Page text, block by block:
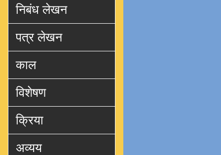
निबंध लेखन
पत्र लेखन
काल
विशेषण
क्रिया
अव्यय